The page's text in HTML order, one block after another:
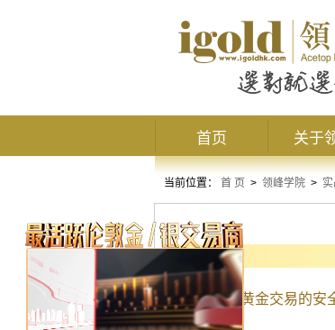
首页 关于
当前位置： 首 页 > 领峰学院 >
基本知识
确保网上炒黄金交易的安